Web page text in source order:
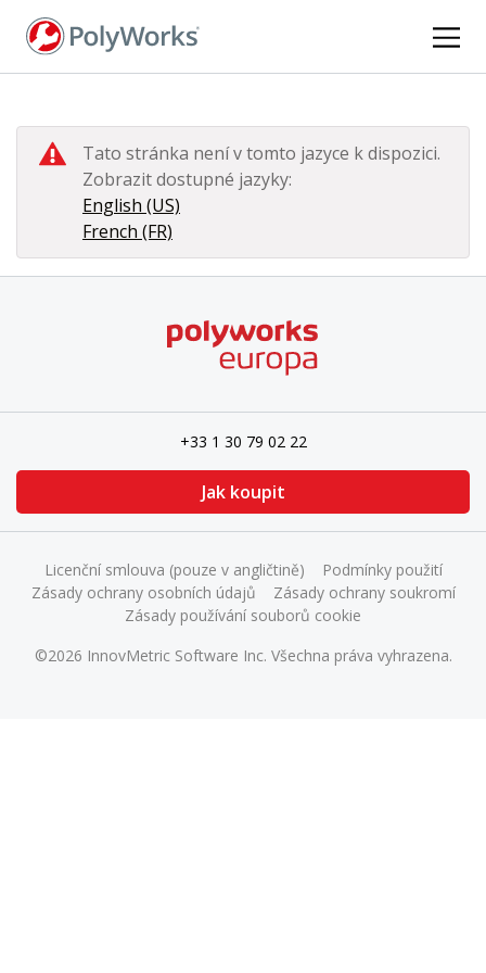
Tato stránka není v tomto jazyce k dispozici.
Zobrazit dostupné jazyky:
English (US)
French (FR)
+33 1 30 79 02 22
Jak koupit
©2026 InnovMetric Software Inc. Všechna práva vyhrazena.
Licenční smlouva (pouze v angličtině)
Podmínky použití
Zásady ochrany osobních údajů
Zásady ochrany soukromí
Zásady používání souborů cookie